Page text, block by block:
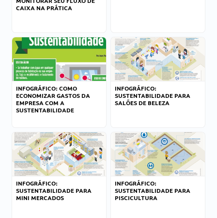
CAIXA NA PRÁTICA
INFOGRÁFICO: COMO
ECONOMIZAR GASTOS DA
EMPRESA COM A
SUSTENTABILIDADE
INFOGRÁFICO:
SUSTENTABILIDADE PARA
SALÕES DE BELEZA
INFOGRÁFICO:
SUSTENTABILIDADE PARA
MINI MERCADOS
INFOGRÁFICO:
SUSTENTABILIDADE PARA
PISCICULTURA